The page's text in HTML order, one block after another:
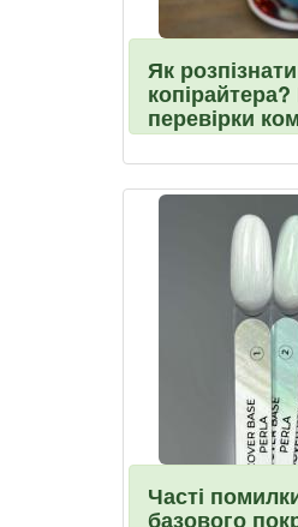
Як
перевірки
Часті
базового